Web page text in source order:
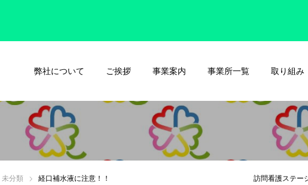
弊社について ご挨拶 事業案内 事業所一覧 取り組み
未分類 経口補水液に注意！！ 訪問看護ステーショ